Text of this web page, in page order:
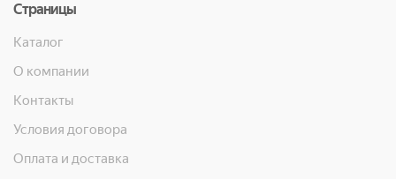
Страницы
Каталог
О компании
Контакты
Условия договора
Оплата и доставка